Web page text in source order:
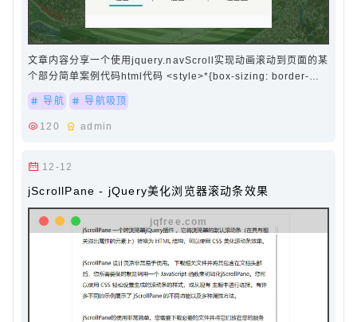
文章内容分享一个使用jquery.navScroll实现动画滚动到页面的某
个部分简单案例代码html代码 <style>*{box-sizing: border-
box;margin: 0;padding: 0;list…
导航 导航吸顶
120 admin
12-12
jScrollPane - jQuery美化浏览器滚动条效果